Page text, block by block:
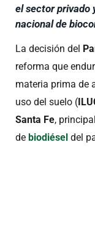
el sector privado
nacional de
La decisión del
reforma que
materia prima de
uso del suelo (
Santa Fe,
de biodiésel del